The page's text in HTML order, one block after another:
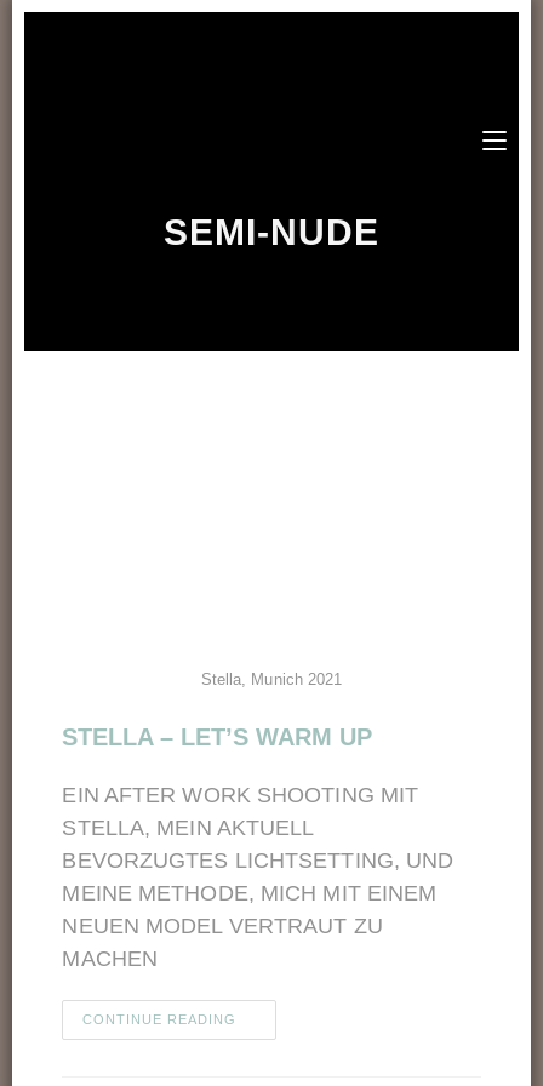
SEMI-NUDE
Stella, Munich 2021
STELLA – LET’S WARM UP
EIN AFTER WORK SHOOTING MIT
STELLA, MEIN AKTUELL
BEVORZUGTES LICHTSETTING, UND
MEINE METHODE, MICH MIT EINEM
NEUEN MODEL VERTRAUT ZU
MACHEN
CONTINUE READING